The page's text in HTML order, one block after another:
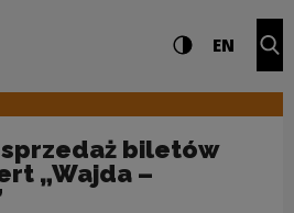
Ustawienia i Wysoki
EN
sprzedaż biletów
„Wajda –